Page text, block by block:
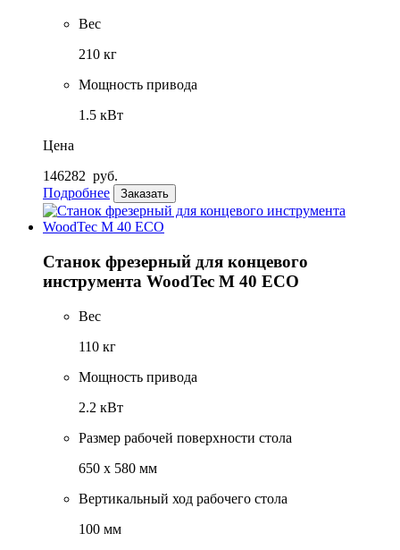
Вес
210 кг
Мощность привода
1.5 кВт
Цена
146282 руб.
Подробнее
Заказать
Станок фрезерный для концевого
инструмента WoodTec M 40 ECO
Вес
110 кг
Мощность привода
2.2 кВт
Размер рабочей поверхности стола
650 x 580 мм
Вертикальный ход рабочего стола
100 мм